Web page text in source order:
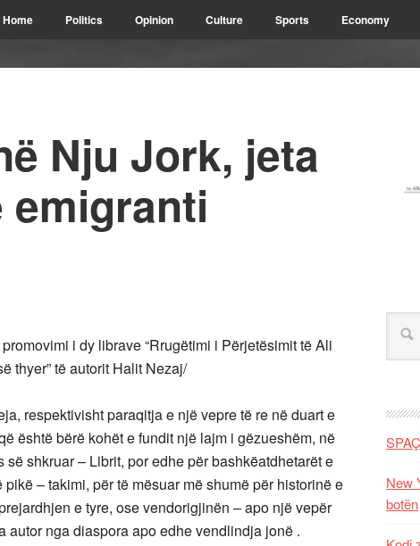
Home Politics Opinion Culture Sports Economy
Nju Jork, jeta
emigranti
i dy librave “Rrugëtimi i Përjetësimit të Ali
thyer” të autorit Halit Nezaj/
respektivisht paraqitja e një vepre të re në duart e
është bërë kohët e fundit një lajm i gëzueshëm, në
shkruar – Librit, por edhe për bashkëatdhetarët e
– takimi, për të mësuar më shumë për historinë e
e tyre, ose vendorigjinën – apo një vepër
autor nga diaspora apo edhe vendlindja jonë .
New
botën